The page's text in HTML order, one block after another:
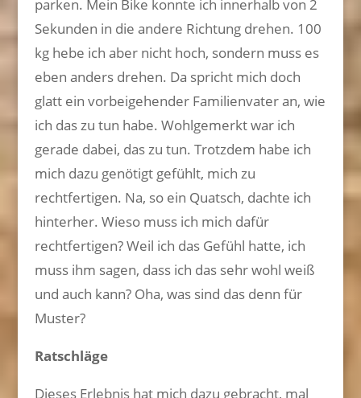
parken. Mein Bike konnte ich innerhalb von 2
Sekunden in die andere Richtung drehen. 100
kg hebe ich aber nicht hoch, sondern muss es
eben anders drehen. Da spricht mich doch
glatt ein vorbeigehender Familienvater an, wie
ich das zu tun habe. Wohlgemerkt war ich
gerade dabei, das zu tun. Trotzdem habe ich
mich dazu genötigt gefühlt, mich zu
rechtfertigen. Na, so ein Quatsch, dachte ich
hinterher. Wieso muss ich mich dafür
rechtfertigen? Weil ich das Gefühl hatte, ich
muss ihm sagen, dass ich das sehr wohl weiß
und auch kann? Oha, was sind das denn für
Muster?
Ratschläge
Dieses Erlebnis hat mich dazu gebracht, mal